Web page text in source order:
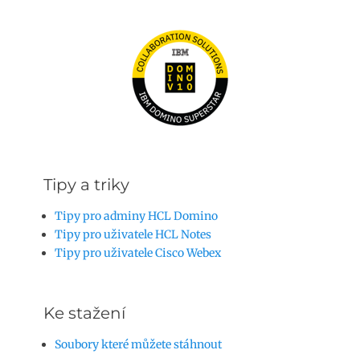
Tipy a triky
Tipy pro adminy HCL Domino
Tipy pro uživatele HCL Notes
Tipy pro uživatele Cisco Webex
Ke stažení
Soubory které můžete stáhnout